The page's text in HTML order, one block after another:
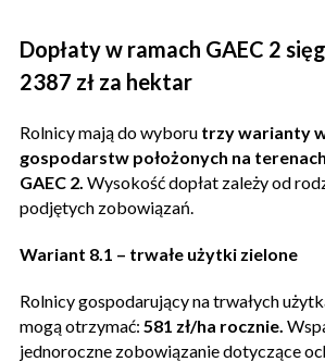
Dopłaty w ramach GAEC 2
2387 zł za hektar
Rolnicy mają do wyboru trzy warianty
gospodarstw położonych na
GAEC 2. Wysokość dopłat zależy od
podjętych zobowiązań.
Wariant 8.1 – trwałe użytki zielone
Rolnicy gospodarujący na trwałych
mogą otrzymać: 581 zł/ha rocznie.
jednoroczne zobowiązanie dotyczące